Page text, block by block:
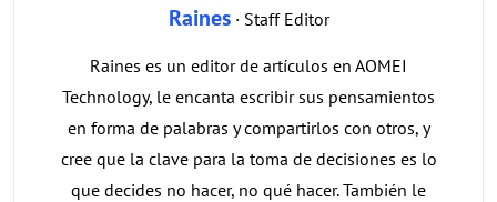
Raines· Staff Editor
Raines es un editor de artículos en AOMEI
Technology, le encanta escribir sus pensamientos
en forma de palabras y compartirlos con otros, y
cree que la clave para la toma de decisiones es lo
que decides no hacer, no qué hacer. También le